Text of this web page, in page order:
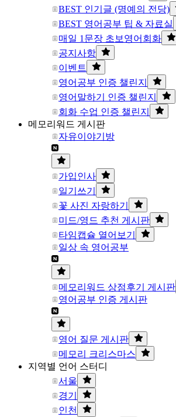
BEST 인기글 (명예의 전당)
BEST 영어공부 팁 & 자료실
매일 1문장 초보영어회화
공지사항
이벤트
영어공부 인증 챌린지
영어말하기 인증 챌린지
회화 수업 인증 챌린지
메모리워드 게시판
자유이야기방
가입인사
일기쓰기
꽃 사진 자랑하기
미드/영드 추천 게시판
타임캡슐 열어보기
일상 속 영어공부
메모리워드 상점후기 게시판
영어공부 인증 게시판
영어 질문 게시판
메모리 크리스마스
지역별 언어 스터디
서울
경기
인천